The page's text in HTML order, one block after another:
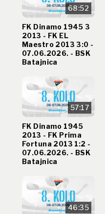
68:52
FK Dinamo 1945 3
2013 - FK EL
Maestro 2013 3:0 -
07.06.2026. - BSK
Batajnica
57:17
FK Dinamo 1945
2013 - FK Prima
Fortuna 2013 1:2 -
07.06.2026. - BSK
Batajnica
46:35